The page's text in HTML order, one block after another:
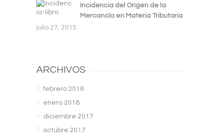
Incidencia del Origen de la
Mercancía en Materia Tributaria
julio 27, 2015
ARCHIVOS
febrero 2018
enero 2018
diciembre 2017
octubre 2017